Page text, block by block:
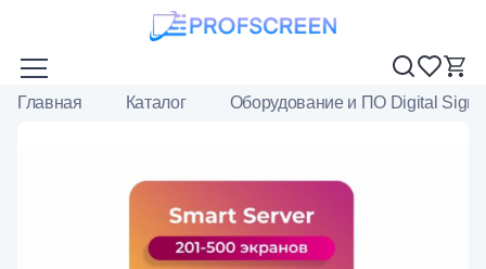
Главная Каталог Оборудование и ПО Digital